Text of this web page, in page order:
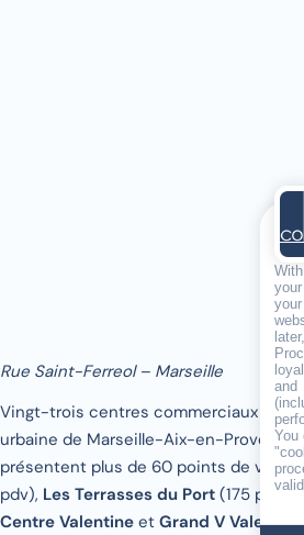
Rue Saint-Ferreol – Marseille
Vingt-trois centres commerciaux ont
urbaine de Marseille-Aix-en-Provence.
présentent plus de 60 points de
pdv), Les Terrasses du Port (175 pdv),
Centre Valentine et Grand V Valentine
and
You